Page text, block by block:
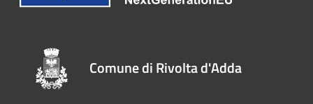
Comune di Rivolta d'Adda